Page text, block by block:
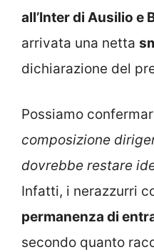
all’Inter di Ausilio e
arrivata una netta
dichiarazione del
Possiamo
composizione
dovrebbe restare
Infatti, i nerazzurri
permanenza di
secondo quanto